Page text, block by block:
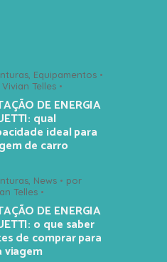
Equipamentos
Vivian Telles
DE ENERGIA
qual
ideal para
de carro
News
por
Telles
DE ENERGIA
o que saber
de comprar para
viagem